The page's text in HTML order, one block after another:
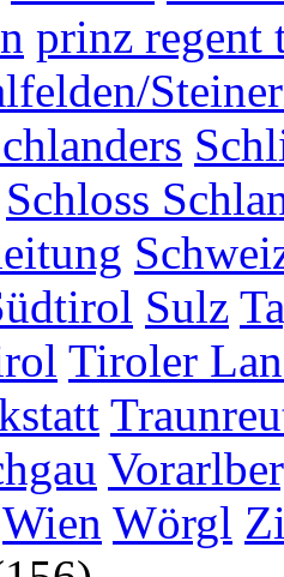
prinz regent
Schloss
Sulz
Tiroler
Wien Wörgl